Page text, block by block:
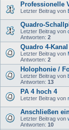
Professionelle
Letzter Beitrag von
Quadro-
Letzter Beitrag von
Antworten: 2
Quadro 4-
Letzter Beitrag von
Antworten: 2
Holophonie /
Letzter Beitrag von
Antworten: 13
PA 4 hoch 4
Letzter Beitrag von
Anschließen
Letzter Beitrag von
Antworten: 10